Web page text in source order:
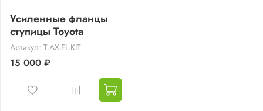
Усиленные фланцы
ступицы Toyota
Артикул: T-AX-FL-KIT
15 000 ₽